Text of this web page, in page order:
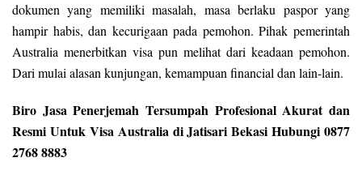
dokumen yang memiliki masalah, masa berlaku paspor yang
hampir habis, dan kecurigaan pada pemohon. Pihak pemerintah
Australia menerbitkan visa pun melihat dari keadaan pemohon.
Dari mulai alasan kunjungan, kemampuan financial dan lain-lain.
Biro Jasa Penerjemah Tersumpah Profesional Akurat dan
Resmi Untuk Visa Australia di Jatisari Bekasi Hubungi 0877
2768 8883